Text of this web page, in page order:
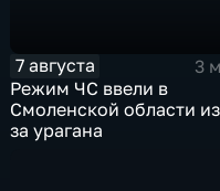
7 августа
3
Режим ЧС ввели в
Смоленской области
за урагана